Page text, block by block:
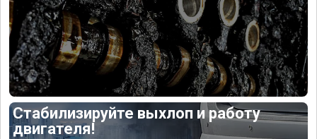
Стабилизируйте выхлоп и работу
двигателя!